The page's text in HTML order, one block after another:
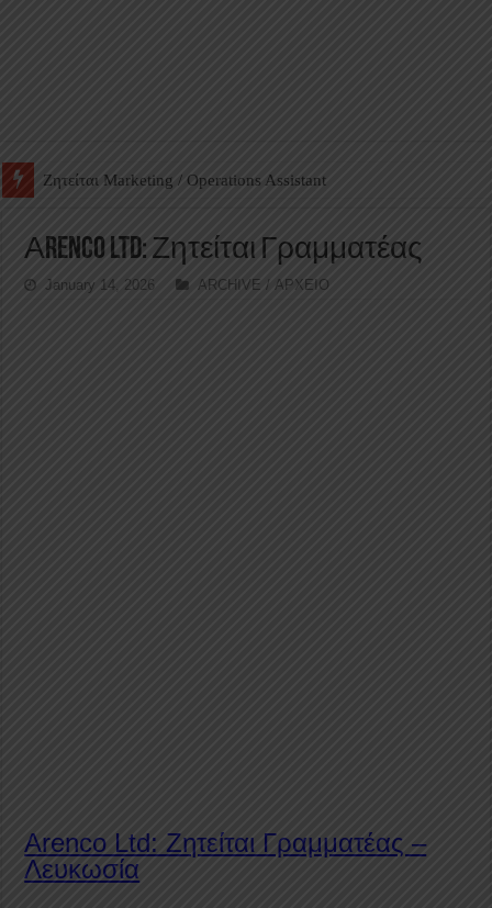
Ζητείται Βοηθός Αποθήκης σε Φαρμακείο
Αrenco Ltd: Ζητείται Γραμματέας
January 14, 2026 ARCHIVE / ΑΡΧΕΙΟ
Αrenco Ltd: Ζητείται Γραμματέας –
Λευκωσία